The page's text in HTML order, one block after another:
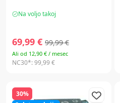
Na voljo takoj
69,99 € 99,99 €
Ali od 12,90 € / mesec
NC30*:99,99 €
30%